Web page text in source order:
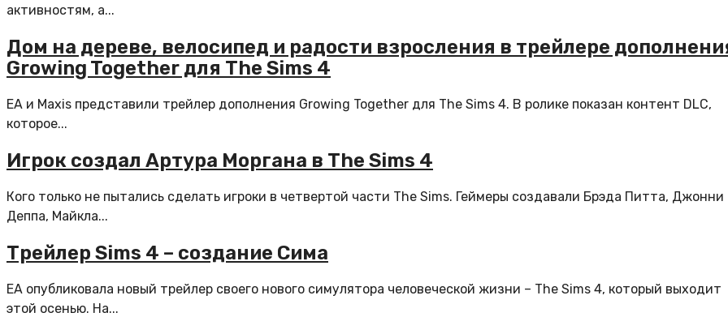
активностям, а...
Дом на дереве, велосипед и радости взросления в трейлере
Growing Together для The Sims 4
EA и Maxis представили трейлер дополнения Growing Together для The Sims 4. В ролике показан контент DLC,
которое...
Игрок создал Артура Моргана в The Sims 4
Кого только не пытались сделать игроки в четвертой части The Sims. Геймеры создавали Брэда Питта, Джонни
Деппа, Майкла...
Трейлер Sims 4 – создание Сима
EA опубликовала новый трейлер своего нового симулятора человеческой жизни – The Sims 4, который выходит
этой осенью. На...